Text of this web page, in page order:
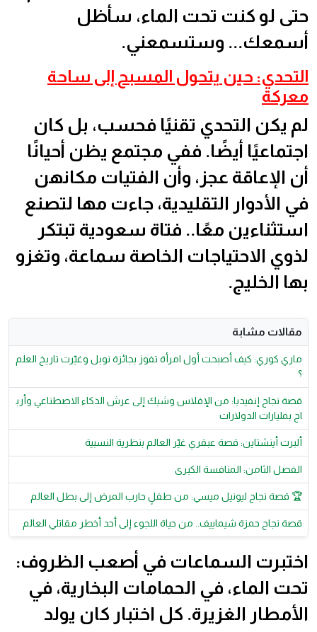
حتى لو كنت تحت الماء، سأظل
أسمعك... وستسمعني.
التحدي: حين يتحول المسبح إلى ساحة
معركة
لم يكن التحدي تقنيًا فحسب، بل كان
اجتماعيًا أيضًا. ففي مجتمع يظن أحيانًا
أن الإعاقة عجز، وأن الفتيات مكانهن
في الأدوار التقليدية، جاءت مها لتصنع
استثناءين معًا.. فتاة سعودية تبتكر
لذوي الاحتياجات الخاصة سماعة، وتغزو
بها الخليج.
مقالات مشابة
ماري كوري: كيف أصبحت أول امرأة تفوز بجائزة نوبل وغيّرت تاريخ العلم
؟
قصة نجاح إنفيديا: من الإفلاس وشيك إلى عرش الذكاء الاصطناعي وأرب
اح بمليارات الدولارات
ألبرت أينشتاين: قصة عبقري غيّر العالم بنظرية النسبية
الفصل الثامن: المنافسة الكبرى
🏆 قصة نجاح ليونيل ميسي: من طفلٍ حارب المرض إلى بطل العالم
قصة نجاح حمزة شيماييف.. من حياة اللجوء إلى أحد أخطر مقاتلي العالم
اختبرت السماعات في أصعب الظروف:
تحت الماء، في الحمامات البخارية، في
الأمطار الغزيرة. كل اختبار كان يولد